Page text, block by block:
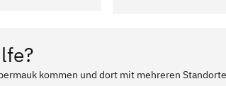
kommen und dort mit mehreren